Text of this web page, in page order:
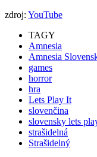
zdroj: YouTube
TAGY
Amnesia
Amnesia
games
horror
hra
Lets Play It
slovenčina
slovensky lets
strašidelná
Strašidelný